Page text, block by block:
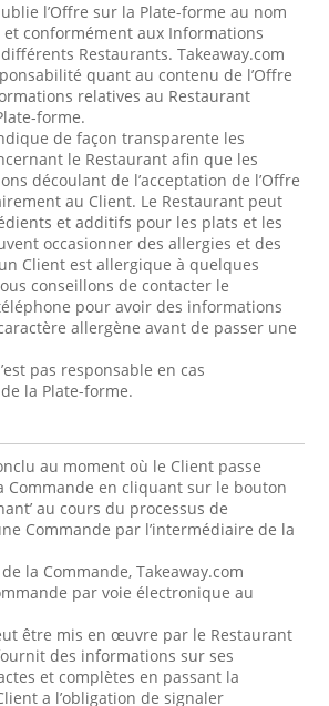
l’Offre sur la Plate-forme au nom
et conformément aux Informations
Restaurants. Takeaway.com
quant au contenu de l’Offre
relatives au Restaurant
forme.
de façon transparente les
le Restaurant afin que les
découlant de l’acceptation de l’Offre
au Client. Le Restaurant peut
et additifs pour les plats et les
occasionner des allergies et des
Client est allergique à quelques
conseillons de contacter le
pour avoir des informations
allergène avant de passer une
pas responsable en cas
la Plate-forme.
au moment où le Client passe
Commande en cliquant sur le bouton
au cours du processus de
Commande par l’intermédiaire de la
la Commande, Takeaway.com
par voie électronique au
être mis en œuvre par le Restaurant
des informations sur ses
et complètes en passant la
a l’obligation de signaler